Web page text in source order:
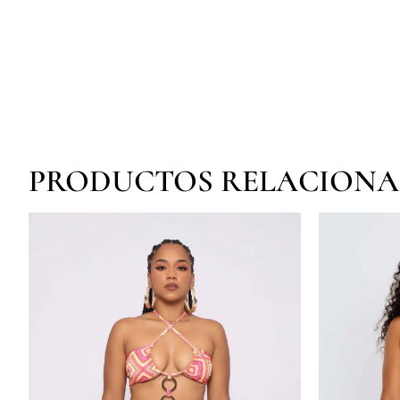
PRODUCTOS